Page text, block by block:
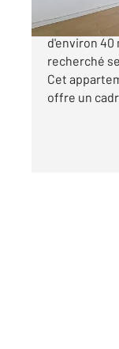
À vendre,
d'environ 40
recherché
Cet
offre un